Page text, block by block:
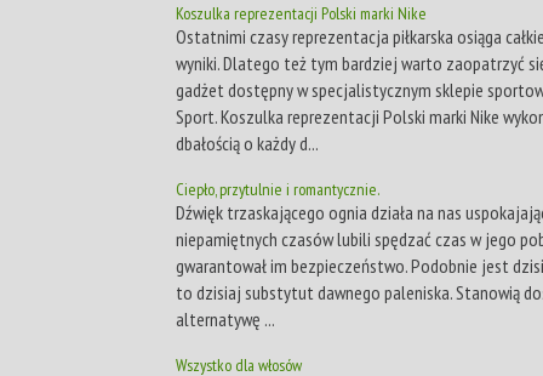
Koszulka reprezentacji Polski marki Nike
Ostatnimi czasy reprezentacja piłkarska osiąga
wyniki. Dlatego też tym bardziej warto zaopatrzyć
gadżet dostępny w specjalistycznym sklepie
Sport. Koszulka reprezentacji Polski marki Nike
dbałością o każdy d...
Ciepło, przytulnie i romantycznie.
Dźwięk trzaskającego ognia działa na nas
niepamiętnych czasów lubili spędzać czas w jego
gwarantował im bezpieczeństwo. Podobnie jest
to dzisiaj substytut dawnego paleniska. Stanowią
alternatywę ...
Wszystko dla włosów